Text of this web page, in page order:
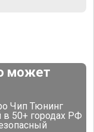
может
Чип Тюнинг
50+ городах РФ